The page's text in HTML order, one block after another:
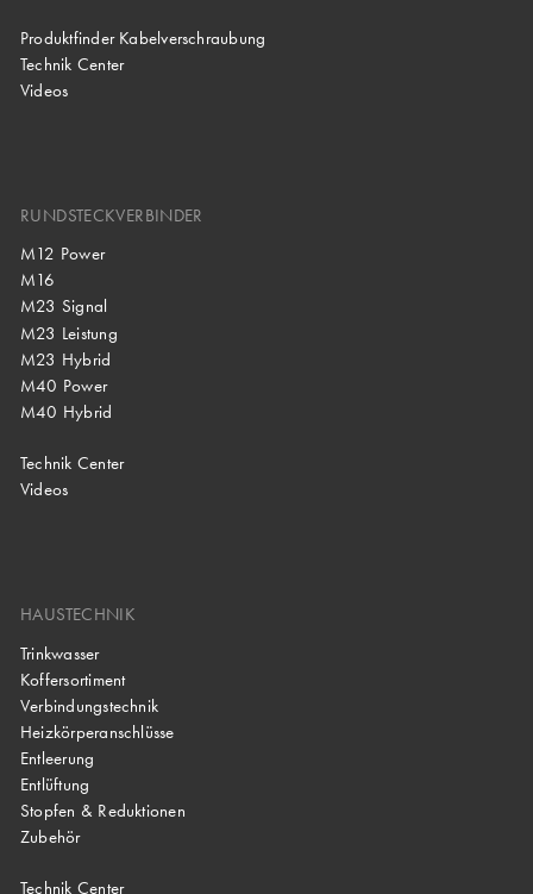
Produktfinder Kabelverschraubung
Technik Center
Videos
RUNDSTECKVERBINDER
M12 Power
M16
M23 Signal
M23 Leistung
M23 Hybrid
M40 Power
M40 Hybrid
Technik Center
Videos
HAUSTECHNIK
Trinkwasser
Koffersortiment
Verbindungstechnik
Heizkörperanschlüsse
Entleerung
Entlüftung
Stopfen & Reduktionen
Zubehör
Technik Center